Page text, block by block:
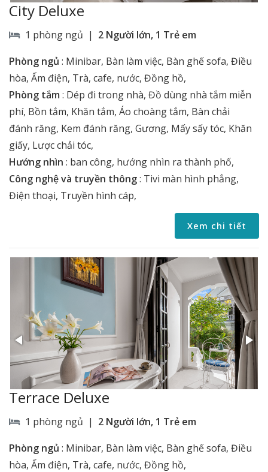
City Deluxe
1 phòng ngủ | 2 Người lớn, 1 Trẻ em
Phòng ngủ : Minibar, Bàn làm việc, Bàn ghế sofa, Điều
hòa, Ấm điện, Trà, cafe, nước, Đồng hồ,
Phòng tắm : Dép đi trong nhà, Đồ dùng nhà tắm miễn
phí, Bồn tắm, Khăn tắm, Áo choàng tắm, Bàn chải
đánh răng, Kem đánh răng, Gương, Mấy sấy tóc, Khăn
giấy, Lược chải tóc,
Hướng nhìn : ban công, hướng nhìn ra thành phố,
Công nghệ và truyền thông: Tivi màn hình phẳng,
Điện thoại, Truyền hình cáp,
Xem chi tiết
Terrace Deluxe
1 phòng ngủ | 2 Người lớn, 1 Trẻ em
Phòng ngủ : Minibar, Bàn làm việc, Bàn ghế sofa, Điều
hòa, Ấm điện, Trà, cafe, nước, Đồng hồ,